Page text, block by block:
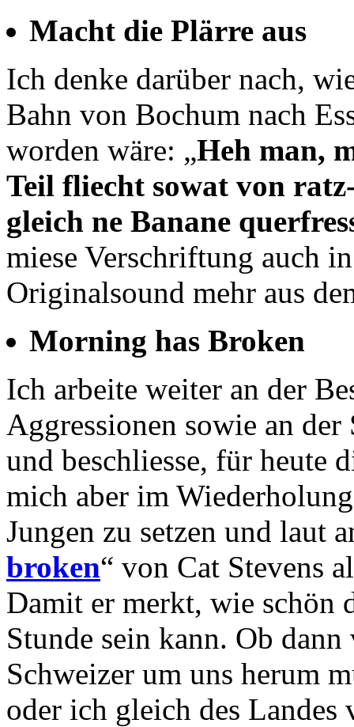
Macht die Plärre aus
Ich denke darüber nach,
Bahn von Bochum nach
worden wäre: „Heh man,
Teil fliecht sowat von
gleich ne Banane
miese Verschriftung auch
Originalsound mehr aus
Morning has Broken
Ich arbeite weiter an der
Aggressionen sowie an
und beschliesse, für heute
mich aber im
Jungen zu setzen und laut
broken“ von Cat Stevens
Damit er merkt, wie schön
Stunde sein kann. Ob
Schweizer um uns herum
oder ich gleich des Landes